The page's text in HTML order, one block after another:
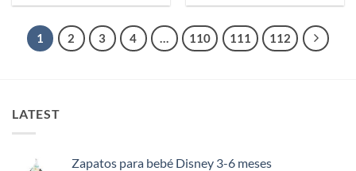
1 2 3 4 … 110 111 112
LATEST
Zapatos para bebé Disney 3-6 meses